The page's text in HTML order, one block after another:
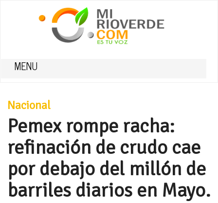
MENU
Nacional
Pemex rompe racha:
refinación de crudo cae
por debajo del millón de
barriles diarios en Mayo.